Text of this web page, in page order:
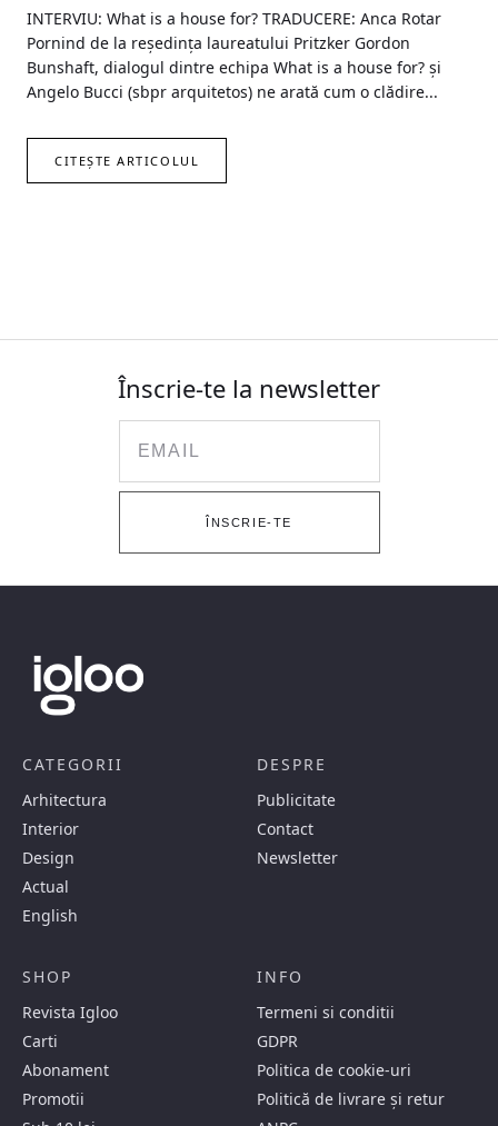
INTERVIU: What is a house for? TRADUCERE: Anca Rotar
Pornind de la reședința laureatului Pritzker Gordon
Bunshaft, dialogul dintre echipa What is a house for? și
Angelo Bucci (sbpr arquitetos) ne arată cum o clădire...
CITEȘTE ARTICOLUL
Înscrie-te la newsletter
ÎNSCRIE-TE
CATEGORII
Arhitectura
Interior
Design
Actual
English
DESPRE
Publicitate
Contact
Newsletter
SHOP
Revista Igloo
Carti
Abonament
Promotii
INFO
Termeni si conditii
GDPR
Politica de cookie-uri
Politică de livrare și retur